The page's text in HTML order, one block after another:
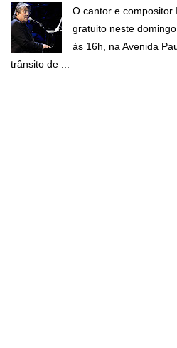
O cantor e compositor
gratuito neste
às 16h, na Avenida
trânsito de ...